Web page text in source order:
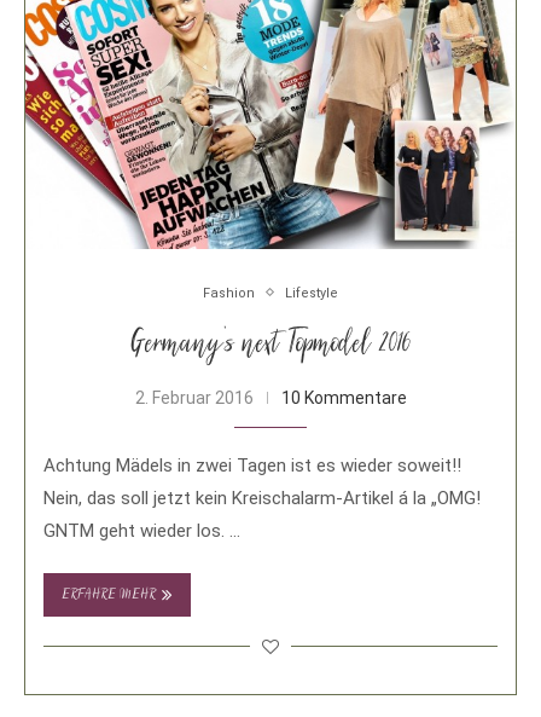
Fashion Lifestyle
Germany’s next Topmodel 2016
2. Februar 2016 10 Kommentare
Achtung Mädels in zwei Tagen ist es wieder soweit!!
Nein, das soll jetzt kein Kreischalarm-Artikel á la „OMG!
GNTM geht wieder los. …
ERFAHRE MEHR